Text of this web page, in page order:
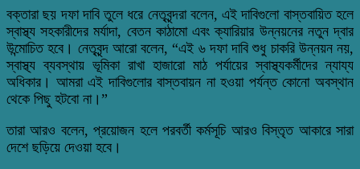
বক্তারা ছয় দফা দাবি তুলে ধরে নেতৃবৃন্দরা বলেন, এই দাবিগুলো বাস্তবায়িত হলে
স্বাস্থ্য সহকারীদের মর্যাদা, বেতন কাঠামো এবং ক্যারিয়ার উন্নয়নের নতুন দ্বার
উন্মোচিত হবে। নেতৃবৃন্দ আরো বলেন, “এই ৬ দফা দাবি শুধু চাকরি উন্নয়ন নয়,
স্বাস্থ্য ব্যবস্থায় ভূমিকা রাখা হাজারো মাঠ পর্যায়ের স্বাস্থ্যকর্মীদের ন্যায্য
অধিকার। আমরা এই দাবিগুলোর বাস্তবায়ন না হওয়া পর্যন্ত কোনো অবস্থান
থেকে পিছু হটবো না।”
তারা আরও বলেন, প্রয়োজন হলে পরবর্তী কর্মসূচি আরও বিস্তৃত আকারে সারা
দেশে ছড়িয়ে দেওয়া হবে।